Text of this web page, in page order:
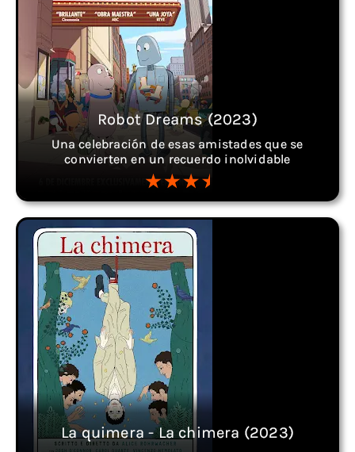
Robot Dreams (2023)
Una celebración de esas amistades que se
convierten en un recuerdo inolvidable
La quimera - La chimera (2023)